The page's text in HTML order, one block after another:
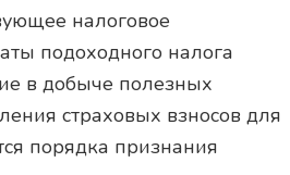
налоговое
подоходного налога
в добыче полезных
страховых взносов для
порядка признания